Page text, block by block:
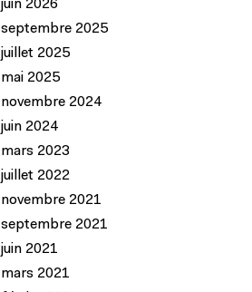
juin 2026
septembre 2025
juillet 2025
mai 2025
novembre 2024
juin 2024
mars 2023
juillet 2022
novembre 2021
septembre 2021
juin 2021
mars 2021